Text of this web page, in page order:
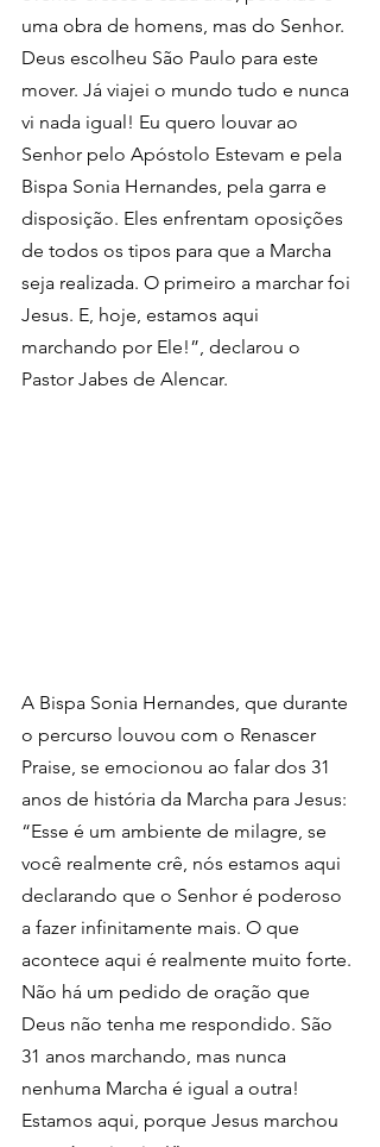
uma obra de homens, mas do Senhor.
Deus escolheu São Paulo para este
mover. Já viajei o mundo tudo e nunca
vi nada igual! Eu quero louvar ao
Senhor pelo Apóstolo Estevam e pela
Bispa Sonia Hernandes, pela garra e
disposição. Eles enfrentam oposições
de todos os tipos para que a Marcha
seja realizada. O primeiro a marchar foi
Jesus. E, hoje, estamos aqui
marchando por Ele!”, declarou o
Pastor Jabes de Alencar.
A Bispa Sonia Hernandes, que durante
o percurso louvou com o Renascer
Praise, se emocionou ao falar dos 31
anos de história da Marcha para Jesus:
“Esse é um ambiente de milagre, se
você realmente crê, nós estamos aqui
declarando que o Senhor é poderoso
a fazer infinitamente mais. O que
acontece aqui é realmente muito forte.
Não há um pedido de oração que
Deus não tenha me respondido. São
31 anos marchando, mas nunca
nenhuma Marcha é igual a outra!
Estamos aqui, porque Jesus marchou